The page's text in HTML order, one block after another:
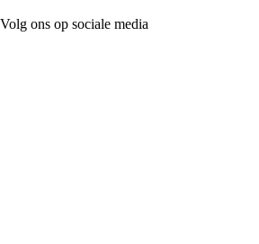
Volg ons op sociale media